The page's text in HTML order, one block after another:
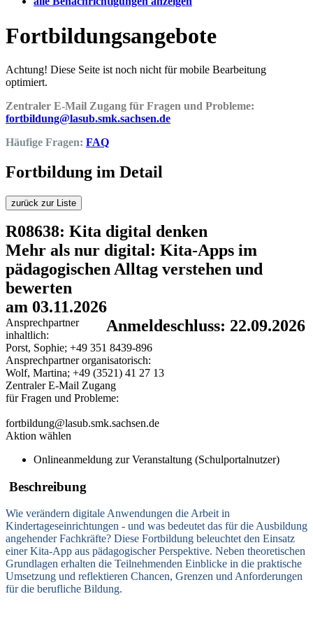
Fortbildungsangebote
Achtung! Diese Seite ist noch nicht für mobile Bearbeitung
optimiert.
Zentraler E-Mail Zugang für Fragen und Probleme:
fortbildung@lasub.smk.sachsen.de
Häufige Fragen: FAQ
Fortbildung im Detail
zurück zur Liste
R08638: Kita digital denken
Mehr als nur digital: Kita-Apps im
pädagogischen Alltag verstehen und
bewerten
am 03.11.2026
Anmeldeschluss: 22.09.2026
Ansprechpartner
inhaltlich:
Porst, Sophie; +49 351 8439-896
Ansprechpartner organisatorisch:
Wolf, Martina; +49 (3521) 41 27 13
Zentraler E-Mail Zugang
für Fragen und Probleme:
fortbildung@lasub.smk.sachsen.de
Aktion wählen
Onlineanmeldung zur Veranstaltung (Schulportalnutzer)
Beschreibung
Wie verändern digitale Anwendungen die Arbeit in
Kindertageseinrichtungen - und was bedeutet das für die Ausbildung
angehender Fachkräfte? Diese Fortbildung beleuchtet den Einsatz
einer Kita-App aus pädagogischer Perspektive. Neben theoretischen
Grundlagen erhalten die Teilnehmenden Einblicke in die praktische
Umsetzung und reflektieren Chancen, Grenzen und Anforderungen
für die berufliche Bildung.